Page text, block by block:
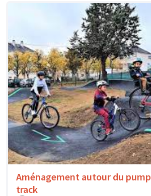
Aménagement autour du pump
track